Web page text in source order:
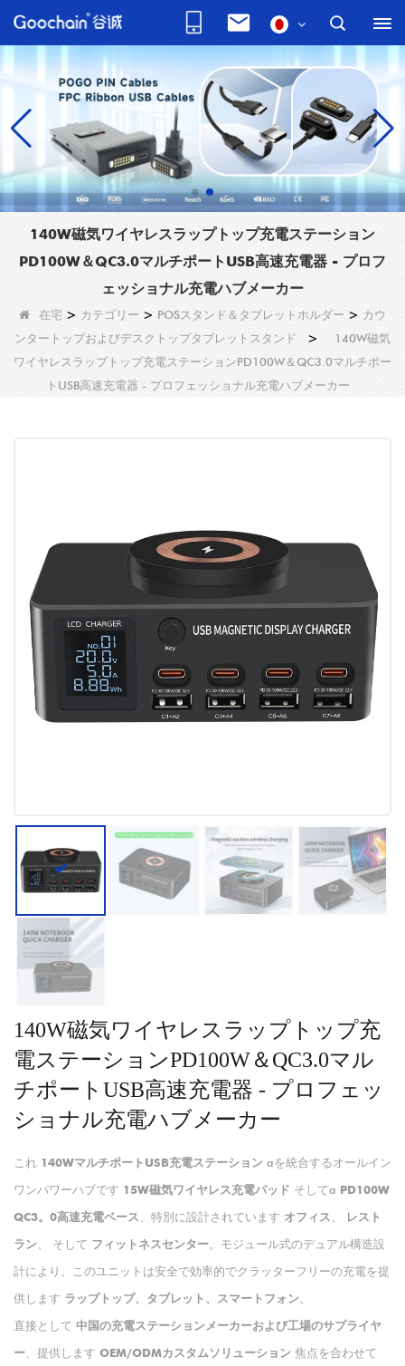
140W磁気ワイヤレスラップトップ充電ステーション
PD100W＆QC3.0マルチポートUSB高速充電器 - プロフ
ェッショナル充電ハブメーカー
在宅 > カテゴリー > POSスタンド＆タブレットホルダー > カウ
ンタートップおよびデスクトップタブレットスタンド
>
140W磁気
ワイヤレスラップトップ充電ステーションPD100W＆QC3.0マルチポー
トUSB高速充電器 - プロフェッショナル充電ハブメーカー
140W磁気ワイヤレスラップトップ充
電ステーションPD100W＆QC3.0マル
チポートUSB高速充電器 - プロフェッ
ショナル充電ハブメーカー
これ 140WマルチポートUSB充電ステーション aを統合するオールイン
ワンパワーハブです 15W磁気ワイヤレス充電パッド そしてa PD100W
QC3。0高速充電ベース、特別に設計されています オフィス、
レスト
ラン、 そして フィットネスセンター。モジュール式のデュアル構造設
計により、このユニットは安全で効率的でクラッターフリーの充電を提
供します ラップトップ、タブレット、スマートフォン。
直接として 中国の充電ステーションメーカーおよび工場のサプライヤ
ー、提供します OEM/ODMカスタムソリューション 焦点を合わせて